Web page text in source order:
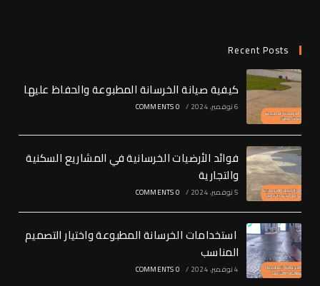
Recent Posts
كيفية صيانة الخرسانة المطبوعة والحفاظ عليها
6 نوفمبر، 2024 /
0 COMMENTS
فوائد الأرضيات الخرسانية في المشاريع السكنية
والتجارية
5 نوفمبر، 2024 /
0 COMMENTS
استخدامات الخرسانة المطبوعة واختيار التصميم
المناسب
4 نوفمبر، 2024 /
0 COMMENTS